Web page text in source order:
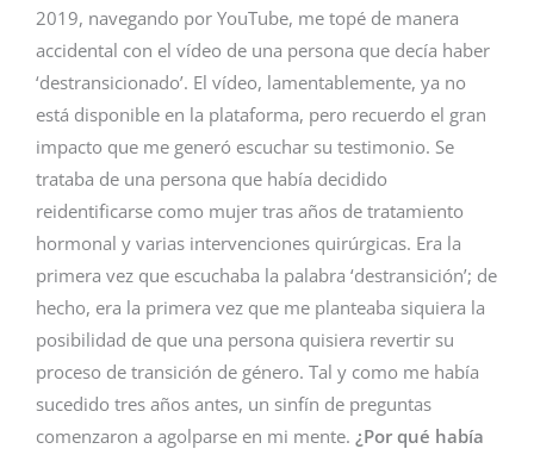
2019, navegando por YouTube, me topé de manera
accidental con el vídeo de una persona que decía haber
‘destransicionado’. El vídeo, lamentablemente, ya no
está disponible en la plataforma, pero recuerdo el gran
impacto que me generó escuchar su testimonio. Se
trataba de una persona que había decidido
reidentificarse como mujer tras años de tratamiento
hormonal y varias intervenciones quirúrgicas. Era la
primera vez que escuchaba la palabra ‘destransición’; de
hecho, era la primera vez que me planteaba siquiera la
posibilidad de que una persona quisiera revertir su
proceso de transición de género. Tal y como me había
sucedido tres años antes, un sinfín de preguntas
comenzaron a agolparse en mi mente. ¿Por qué había